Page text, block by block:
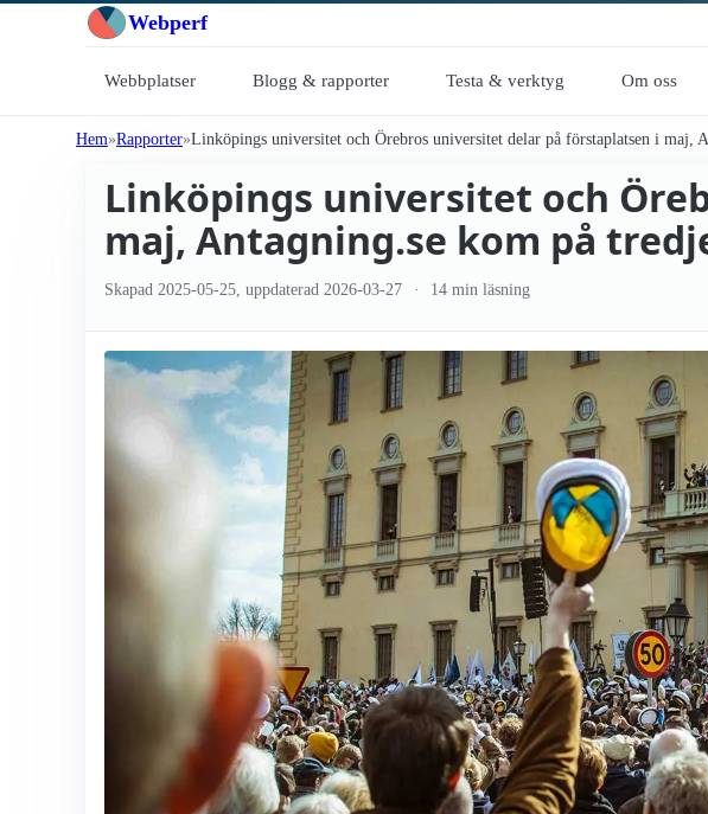
Webperf
Webbplatser Blogg & rapporter Testa & verktyg Om oss
Hem Rapporter Linköpings universitet och Örebros universitet delar på förstaplatsen i maj,
Linköpings universitet och
maj, Antagning.se kom på
Skapad 2025-05-25 , uppdaterad 2026-03-27 14 min läsning